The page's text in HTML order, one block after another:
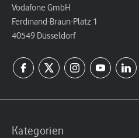
Vodafone GmbH
Ferdinand-Braun-Platz 1
40549 Düsseldorf
Kategorien